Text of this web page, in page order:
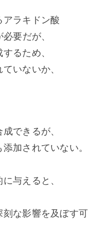
アラキドン酸
要だが、
るため、
いないか、
できるが、
加されていない。
与えると、
な影響を及ぼす可